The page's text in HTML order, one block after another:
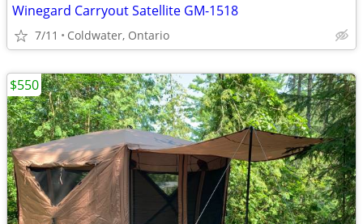
Winegard Carryout Satellite GM-1518
7/11 Coldwater, Ontario
$550